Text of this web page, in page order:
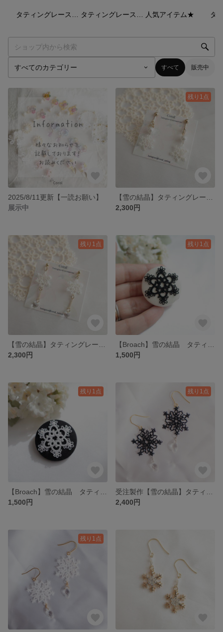
人気アイテム★
すべて 販売中
2025/8/11更新【一読お願い】
展示中
残り1点
2,300円
残り1点
2,300円
残り1点
1,500円
残り1点
1,500円
残り1点
2,400円
残り1点